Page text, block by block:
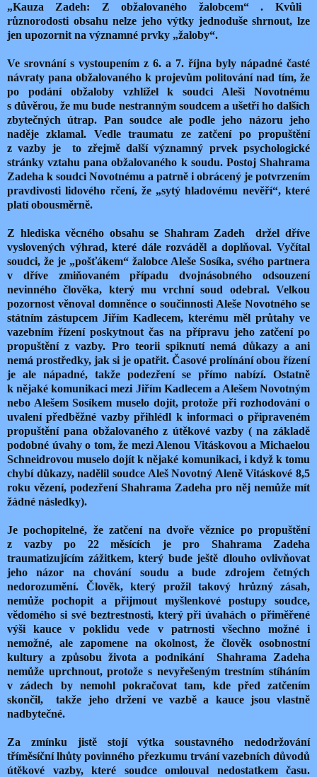
„Kauza Zadeh: Z obžalovaného žalobcem“ . Kvůli
různorodosti obsahu nelze jeho výtky jednoduše shrnout, lze
jen upozornit na významné prvky „žaloby“.
Ve srovnání s vystoupením z 6. a 7. října byly nápadné časté
návraty pana obžalovaného k projevům politování nad tím, že
po podání obžaloby vzhlížel k soudci Aleši Novotnému
s důvěrou, že mu bude nestranným soudcem a ušetří ho dalších
zbytečných útrap. Pan soudce ale podle jeho názoru jeho
naděje zklamal. Vedle traumatu ze zatčení po propuštění
z vazby je to zřejmě další významný prvek psychologické
stránky vztahu pana obžalovaného k soudu. Postoj Shahrama
Zadeha k soudci Novotnému a patrně i obrácený je potvrzením
pravdivosti lidového rčení, že „sytý hladovému nevěří“, které
platí obousměrně.
Z hlediska věcného obsahu se Shahram Zadeh držel dříve
vyslovených výhrad, které dále rozváděl a doplňoval. Vyčítal
soudci, že je „pošťákem“ žalobce Aleše Sosíka, svého partnera
v dříve zmiňovaném případu dvojnásobného odsouzení
nevinného člověka, který mu vrchní soud odebral. Velkou
pozornost věnoval domněnce o součinnosti Aleše Novotného se
státním zástupcem Jiřím Kadlecem, kterému měl průtahy ve
vazebním řízení poskytnout čas na přípravu jeho zatčení po
propuštění z vazby. Pro teorii spiknutí nemá důkazy a ani
nemá prostředky, jak si je opatřit. Časové prolínání obou řízení
je ale nápadné, takže podezření se přímo nabízí. Ostatně
k nějaké komunikaci mezi Jiřím Kadlecem a Alešem Novotným
nebo Alešem Sosíkem muselo dojít, protože při rozhodování o
uvalení předběžné vazby přihlédl k informaci o připraveném
propuštění pana obžalovaného z útěkové vazby ( na základě
podobné úvahy o tom, že mezi Alenou Vitáskovou a Michaelou
Schneidrovou muselo dojít k nějaké komunikaci, i když k tomu
chybí důkazy, nadělil soudce Aleš Novotný Aleně Vitáskové 8,5
roku vězení, podezření Shahrama Zadeha pro něj nemůže mít
žádné následky).
Je pochopitelné, že zatčení na dvoře věznice po propuštění
z vazby po 22 měsících je pro Shahrama Zadeha
traumatizujícím zážitkem, který bude ještě dlouho ovlivňovat
jeho názor na chování soudu a bude zdrojem četných
nedorozumění. Člověk, který prožil takový hrůzný zásah,
nemůže pochopit a přijmout myšlenkové postupy soudce,
vědomého si své beztrestnosti, který při úvahách o přiměřené
výši kauce v poklidu vede v patrnosti všechno možné i
nemožné, ale zapomene na okolnost, že člověk osobnostní
kultury a způsobu života a podnikání Shahrama Zadeha
nemůže uprchnout, protože s nevyřešeným trestním stíháním
v zádech by nemohl pokračovat tam, kde před zatčením
skončil, takže jeho držení ve vazbě a kauce jsou vlastně
nadbytečné.
Za zmínku jistě stojí výtka soustavného nedodržování
tříměsíční lhůty povinného přezkumu trvání vazebních důvodů
útěkové vazby, které soudce omlouval nedostatkem času.